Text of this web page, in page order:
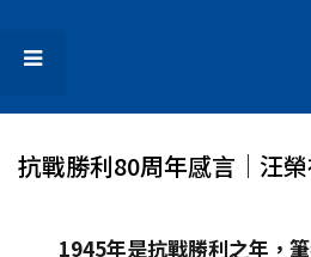
抗戰勝利80周年感言│汪
1945年是抗戰勝利之年，